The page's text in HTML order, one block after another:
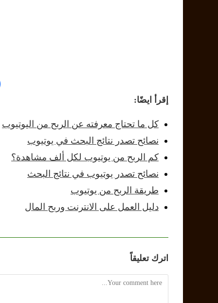
إقرأ ايضًا:
كل ما تحتاج معرفته عن الربح من اليوتيوب
نصائح تصدر نتائج البحث في يوتيوب
كم الربح من يوتيوب لكل ألف مشاهدة؟
نصائح تصدر يوتيوب في نتائج البحث
طريقة الربح من يوتيوب
دليل العمل على الانترنت وربح المال
اترك تعليقاً
Comment